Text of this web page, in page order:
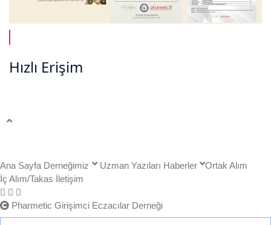
Hızlı Erişim
Ana Sayfa Derneğimiz Uzman Yazıları Haberler
Ortak Alım
İç Alım/Takas İletişim
Pharmetic Girişimci Eczacılar Derneği